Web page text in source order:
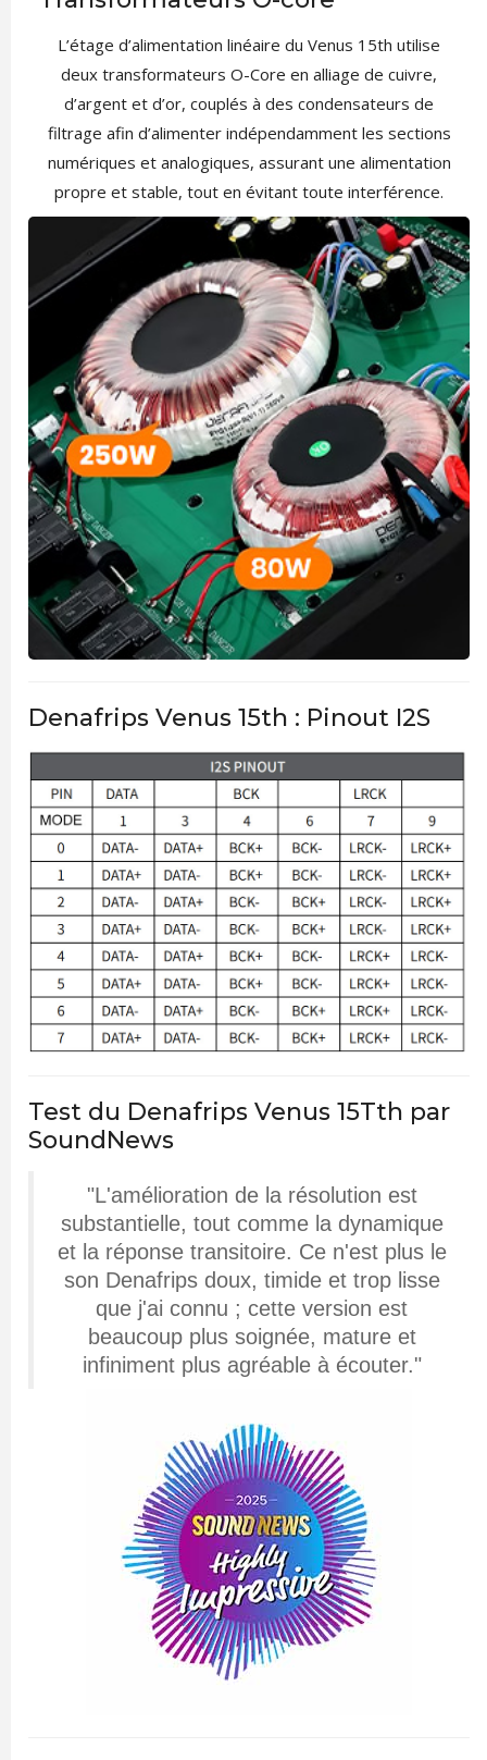
L’étage d’alimentation linéaire du Venus 15th utilise
deux transformateurs O-Core en alliage de cuivre,
d’argent et d’or, couplés à des condensateurs de
filtrage afin d’alimenter indépendamment les sections
numériques et analogiques, assurant une alimentation
propre et stable, tout en évitant toute interférence.
Denafrips Venus 15th : Pinout I2S
Test du Denafrips Venus 15Tth par
SoundNews
"L'amélioration de la résolution est
substantielle, tout comme la dynamique
et la réponse transitoire. Ce n'est plus le
son Denafrips doux, timide et trop lisse
que j'ai connu ; cette version est
beaucoup plus soignée, mature et
infiniment plus agréable à écouter."